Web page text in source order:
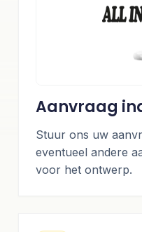
Aanvraag
Stuur ons uw
eventueel andere
voor het ontwerp.